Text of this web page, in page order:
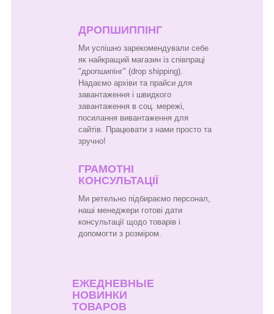
ДРОПШИППІНГ
Ми успішно зарекомендували себе
як найкращий магазин із співпраці
"дропшипінг" (drop shipping).
Надаємо архіви та прайси для
завантаження і швидкого
завантаження в соц. мережі,
посилання вивантаження для
сайтів. Працювати з нами просто та
зручно!
ГРАМОТНІ
КОНСУЛЬТАЦІЇ
Ми ретельно підбираємо персонал,
наші менеджери готові дати
консультації щодо товарів і
допомогти з розміром.
ЕЖЕДНЕВНЫЕ
НОВИНКИ
ТОВАРОВ